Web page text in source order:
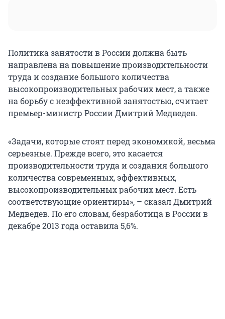
Политика занятости в России должна быть
направлена на повышение производительности
труда и создание большого количества
высокопроизводительных рабочих мест, а также
на борьбу с неэффективной занятостью, считает
премьер-министр России Дмитрий Медведев.
«Задачи, которые стоят перед экономикой, весьма
серьезные. Прежде всего, это касается
производительности труда и создания большого
количества современных, эффективных,
высокопроизводительных рабочих мест. Есть
соответствующие ориентиры», – сказал Дмитрий
Медведев. По его словам, безработица в России в
декабре 2013 года оставила 5,6%.